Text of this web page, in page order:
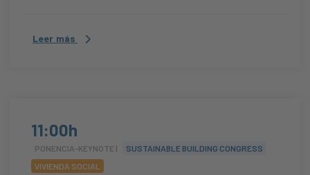
Leer más
11:00h
PONENCIA-KEYNOTE |
SUSTAINABLE BUILDING CONGRESS
VIVIENDA SOCIAL